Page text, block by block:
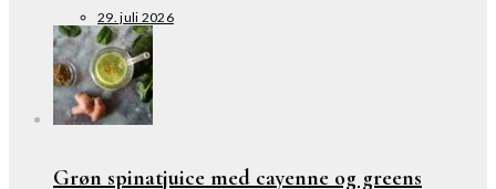
29. juli 2026
Grøn spinatjuice med cayenne og greens